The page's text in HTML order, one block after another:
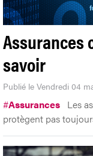
Assurances
savoir
Publié le Vendredi 04
#Assurances Les
protègent pas